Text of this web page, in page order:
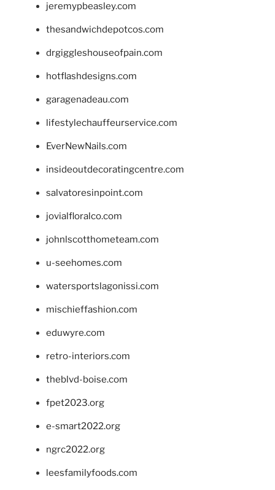
jeremypbeasley.com
thesandwichdepotcos.com
drgiggleshouseofpain.com
hotflashdesigns.com
garagenadeau.com
lifestylechauffeurservice.com
EverNewNails.com
insideoutdecoratingcentre.com
salvatoresinpoint.com
jovialfloralco.com
johnlscotthometeam.com
u-seehomes.com
watersportslagonissi.com
mischieffashion.com
eduwyre.com
retro-interiors.com
theblvd-boise.com
fpet2023.org
e-smart2022.org
ngrc2022.org
leesfamilyfoods.com